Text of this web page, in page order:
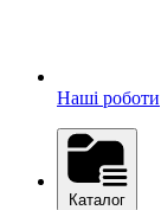
Наші роботи
Каталог